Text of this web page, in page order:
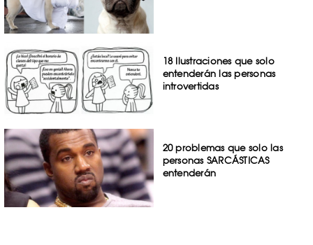
18 Ilustraciones que solo
entenderán las personas
introvertidas
20 problemas que solo las
personas SARCÁSTICAS
entenderán